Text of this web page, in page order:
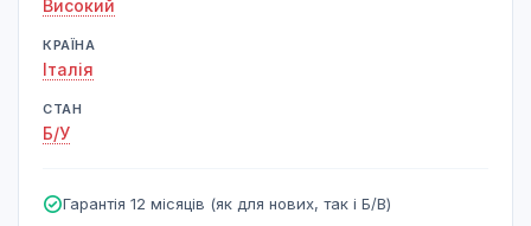
Високий
КРАЇНА
Італія
СТАН
Б/У
Гарантія 12 місяців (як для нових, так і Б/В)